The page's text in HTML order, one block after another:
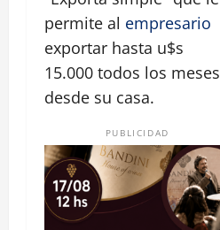
permite al empresario
exportar hasta u$s
15.000 todos los meses
desde su casa.
PUBLICIDAD